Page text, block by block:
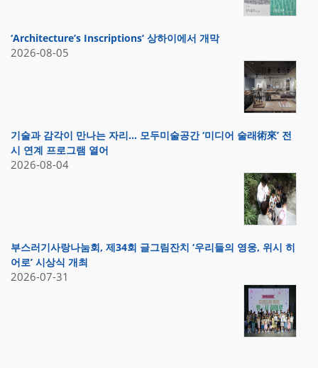
‘Architecture’s Inscriptions’ 상하이에서 개막
2026-08-05
기술과 감각이 만나는 자리… 모두미술공간 ‘미디어 술래術來’ 전
시 연계 프로그램 열어
2026-08-04
부스러기사랑나눔회, 제34회 글그림잔치 ‘우리들의 영웅, 위시 히
어로’ 시상식 개최
2026-07-31